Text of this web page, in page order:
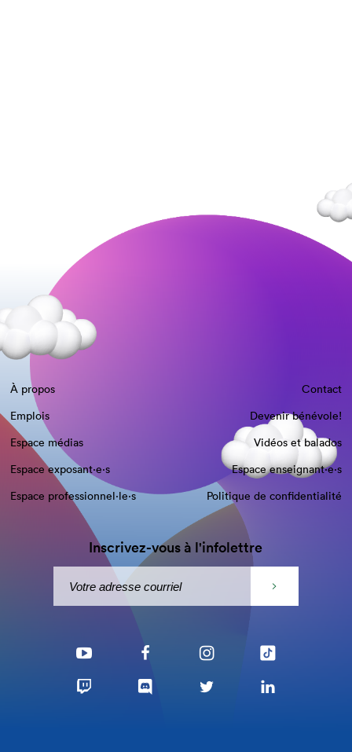
À propos
Contact
Emplois
Devenir bénévole!
Espace médias
Vidéos et balados
Espace exposant·e⋅s
Espace enseignant·e⋅s
Espace professionnel·le⋅s
Politique de confidentialité
Inscrivez-vous à l'infolettre